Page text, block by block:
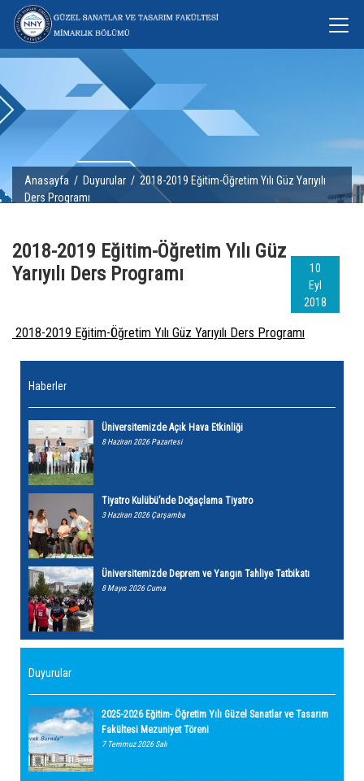
Anasayfa / Duyurular / 2018-2019 Eğitim-Öğretim Yılı Güz Yarıyılı
Ders Programı
10
Eyl
2018
2018-2019 Eğitim-Öğretim Yılı Güz
Yarıyılı Ders Programı
2018-2019 Eğitim-Öğretim Yılı Güz Yarıyılı Ders Programı
Haberler
Üniversitemizde Açık Hava Etkinliği
8 Haziran 2026 Pazartesi
Tiyatro Kulübü’nde Doğaçlama Tiyatro
3 Haziran 2026 Çarşamba
Üniversitemizde Deprem ve Yangın Tahliye Tatbikatı
8 Mayıs 2026 Cuma
Duyurular
2025-2026 Eğitim- Öğretim Yılı Güzel Sanatlar ve Tasarım
Fakültesi Mezuniyet Töreni
7 Temmuz 2026 Salı